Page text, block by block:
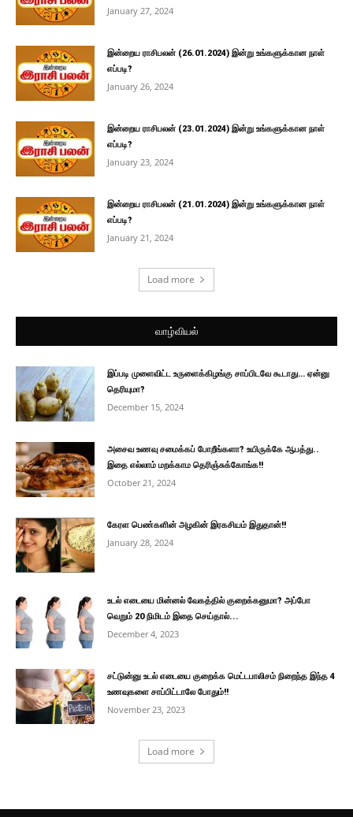
January 27, 2024
இன்றைய ராசிபலன் (26.01.2024) இன்று உங்களுக்கான நாள்
எப்படி?
January 26, 2024
இன்றைய ராசிபலன் (23.01.2024) இன்று உங்களுக்கான நாள்
எப்படி?
January 23, 2024
இன்றைய ராசிபலன் (21.01.2024) இன்று உங்களுக்கான நாள்
எப்படி?
January 21, 2024
Load more
வாழ்வியல்
இப்படி முளைவிட்ட உருளைக்கிழங்கு சாப்பிடவே கூடாது… ஏன்னு
தெரியுமா?
December 15, 2024
அசைவ உணவு சமைக்கப் போறீங்களா? உயிருக்கே ஆபத்து..
இதை எல்லாம் மறக்காம தெரிஞ்சுக்கோங்க!!
October 21, 2024
கேரள பெண்களின் அழகின் இரகசியம் இதுதான்!!
January 28, 2024
உடல் எடையை மின்னல் வேகத்தில் குறைக்கனுமா? அப்போ
வெறும் 20 நிமிடம் இதை செய்தால்...
December 4, 2023
சட்டுன்னு உடல் எடையை குறைக்க மெட்டபாலிசம் நிறைந்த இந்த 4
உணவுகளை சாப்பிட்டாலே போதும்!!
November 23, 2023
Load more